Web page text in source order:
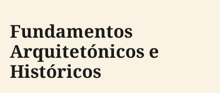
Fundamentos
Arquitetónicos e
Históricos